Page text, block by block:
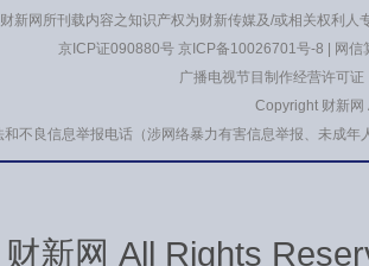
财新网所刊载内容之知识产权为财新传媒及/或相关权利
京ICP证090880号 京ICP备10026701号-8
网
广播电视节目制作经营许可
Copyright 财新
和不良信息举报电话（涉网络暴力有害信息举报、未成
新网 All Rights